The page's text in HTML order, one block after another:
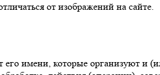
от изображений на сайте.
имени, которые организуют и